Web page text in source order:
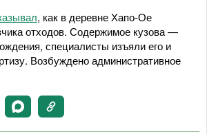
, как в деревне Хапо-Ое
отходов. Содержимое кузова —
специалисты изъяли его и
Возбуждено административное